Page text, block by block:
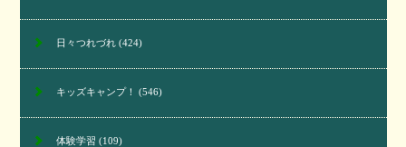
日々つれづれ(424)
キッズキャンプ！ (546)
体験学習 (109)